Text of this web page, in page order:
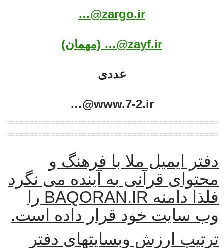
zargo.ir@…
zayf.ir@… (مهمان)
عددی
www.7-2.ir@…
===============================================
===============================================
دفتر ایمیل ملا با فرهنگ و
محتوای قرآنی به آینده می نگرد
فلذا دامنه BAQORAN.IR را
وب سایت خود قرار داده است.
ترتیب ارزش وبسایتهای دفتر